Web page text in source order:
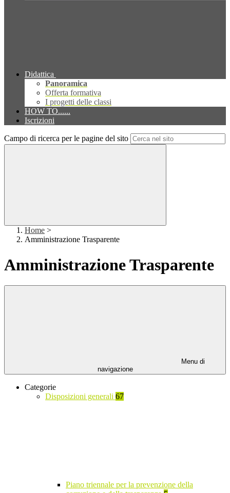
Didattica
Panoramica
Offerta formativa
I progetti delle classi
HOW TO......
Iscrizioni
Campo di ricerca per le pagine del sito
Home >
Amministrazione Trasparente
Amministrazione Trasparente
Menu di
navigazione
Categorie
Disposizioni generali 67
Piano triennale per la prevenzione della